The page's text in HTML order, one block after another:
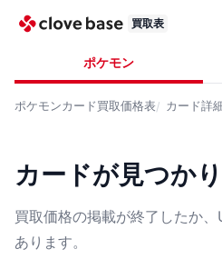
買取表
ポケモン
ポケモンカード買取価格表 カード詳
カードが見つか
買取価格の掲載が終了したか
あります。